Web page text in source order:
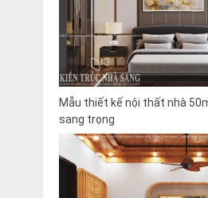
Mẫu thiết kế nội thất nhà
sang trọng